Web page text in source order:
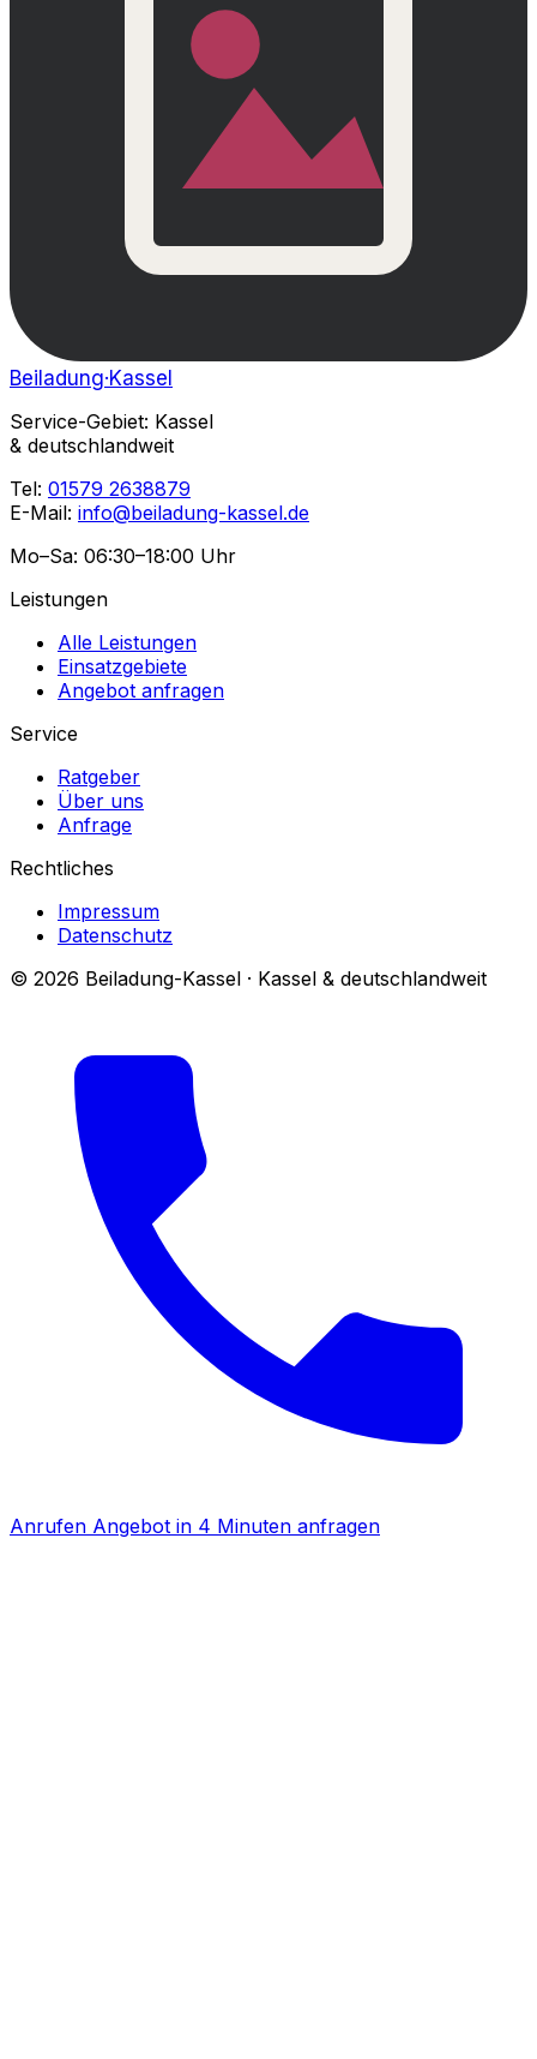
Beiladung·Kassel
Service-Gebiet: Kassel
& deutschlandweit
Tel: 01579 2638879
E-Mail: info@beiladung-kassel.de
Mo–Sa: 06:30–18:00 Uhr
Leistungen
Alle Leistungen
Einsatzgebiete
Angebot anfragen
Service
Ratgeber
Über uns
Anfrage
Rechtliches
Impressum
Datenschutz
© 2026 Beiladung-Kassel · Kassel & deutschlandweit
Anrufen Angebot in 4 Minuten anfragen